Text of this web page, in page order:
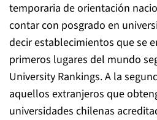
temporaria de orientación
contar con posgrado en
decir establecimientos que se
primeros lugares del mundo
University Rankings. A la
aquellos extranjeros que
universidades chilenas